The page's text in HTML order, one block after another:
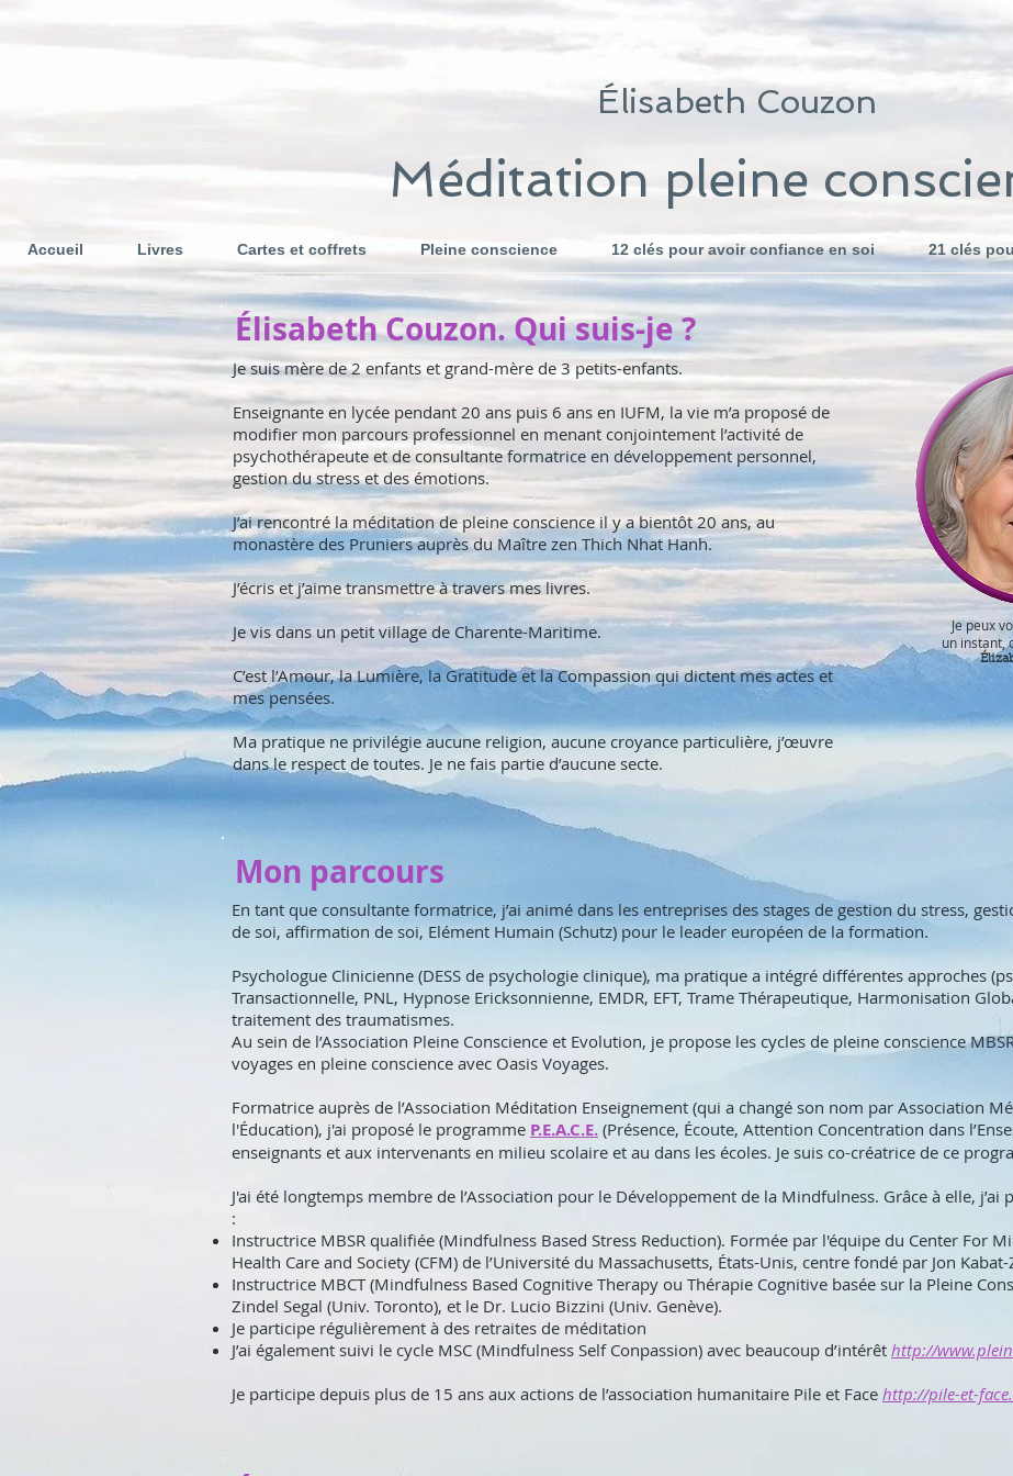
Élisabeth Couzon
Méditation pleine
Accueil Livres Cartes et coffrets Pleine conscience 12 clés pour avoir confiance en soi 21 clés
Élisabeth Couzon. Qui suis-je ?
Je peux
un instant,
Je suis mère de 2 enfants et grand-mère de 3 petits-enfants.
Enseignante en lycée pendant 20 ans puis 6 ans en IUFM, la vie m’a proposé de
modifier mon parcours professionnel en menant conjointement l’activité de
psychothérapeute et de consultante formatrice en développement personnel,
gestion du stress et des émotions.
J’ai rencontré la méditation de pleine conscience il y a bientôt 20 ans, au
monastère des Pruniers auprès du Maître zen Thich Nhat Hanh.
J’écris et j’aime transmettre à travers mes livres.
Je vis dans un petit village de Charente-Maritime.
C’est l’Amour, la Lumière, la Gratitude et la Compassion qui dictent mes actes et
mes pensées.
Ma pratique ne privilégie aucune religion, aucune croyance particulière, j’œuvre
dans le respect de toutes. Je ne fais partie d’aucune secte.
Mon parcours
​En tant que consultante formatrice, j’ai animé dans les entreprises des stages de gestion du stress,
de soi, affirmation de soi, Elément Humain (Schutz) pour le leader européen de la formation.
Psychologue Clinicienne (DESS de psychologie clinique), ma pratique a intégré différentes approches
Transactionnelle, PNL, Hypnose Ericksonnienne, EMDR, EFT, Trame Thérapeutique, Harmonisation
traitement des traumatismes.
Au sein de l’Association Pleine Conscience et Evolution, je propose les cycles de pleine conscience MBSR
voyages en pleine conscience avec Oasis Voyages.
Formatrice auprès de l’Association Méditation Enseignement (qui a changé son nom par Association
l'Éducation), j'ai proposé le programme P.E.A.C.E. (Présence, Écoute, Attention Concentration dans
enseignants et aux intervenants en milieu scolaire et au dans les écoles. Je suis co-créatrice de ce
J'ai été longtemps membre de l’Association pour le Développement de la Mindfulness. Grâce à elle,
:
Instructrice MBSR qualifiée (Mindfulness Based Stress Reduction). Formée par l'équipe du Center For
Health Care and Society (CFM) de l’Université du Massachusetts, États-Unis, centre fondé par Jon
Instructrice MBCT (Mindfulness Based Cognitive Therapy ou Thérapie Cognitive basée sur la Pleine
Zindel Segal (Univ. Toronto), et le Dr. Lucio Bizzini (Univ. Genève).
Je participe régulièrement à des retraites de méditation
J’ai également suivi le cycle MSC (Mindfulness Self Conpassion) avec beaucoup d’intérêt http://
Je participe depuis plus de 15 ans aux actions de l’association humanitaire Pile et Face http://pile-et-